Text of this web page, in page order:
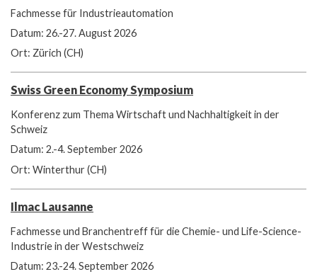
Fachmesse für Industrieautomation
Datum: 26.-27. August 2026
Ort: Zürich (CH)
Swiss Green Economy Symposium
Konferenz zum Thema Wirtschaft und Nachhaltigkeit in der
Schweiz
Datum: 2.-4. September 2026
Ort: Winterthur (CH)
Ilmac Lausanne
Fachmesse und Branchentreff für die Chemie- und Life-Science-
Industrie in der Westschweiz
Datum: 23.-24. September 2026